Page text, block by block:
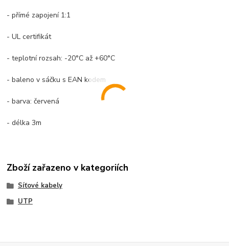
- přímé zapojení 1:1
- UL certifikát
- teplotní rozsah: -20°C až +60°C
- baleno v sáčku s EAN kodem
- barva: červená
- délka 3m
Zboží zařazeno v kategoriích
Síťové kabely
UTP